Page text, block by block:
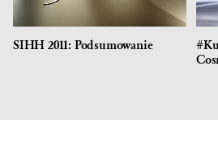
SIHH 2011: Podsumowanie